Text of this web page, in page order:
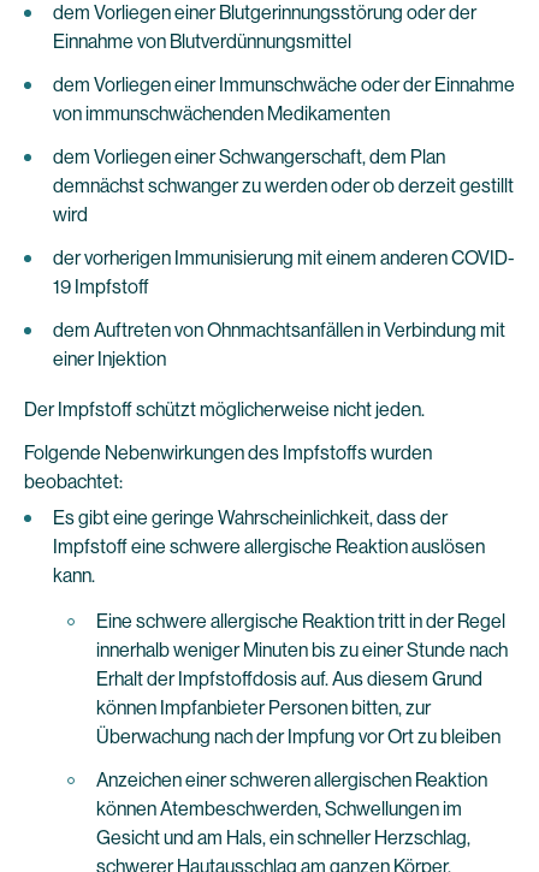
dem Vorliegen einer Blutgerinnungsstörung oder der
Einnahme von Blutverdünnungsmittel
dem Vorliegen einer Immunschwäche oder der Einnahme
von immunschwächenden Medikamenten
dem Vorliegen einer Schwangerschaft, dem Plan
demnächst schwanger zu werden oder ob derzeit gestillt
wird
der vorherigen Immunisierung mit einem anderen COVID-
19 Impfstoff
dem Auftreten von Ohnmachtsanfällen in Verbindung mit
einer Injektion
Der Impfstoff schützt möglicherweise nicht jeden.
Folgende Nebenwirkungen des Impfstoffs wurden
beobachtet:
Es gibt eine geringe Wahrscheinlichkeit, dass der
Impfstoff eine schwere allergische Reaktion auslösen
kann.
Eine schwere allergische Reaktion tritt in der Regel
innerhalb weniger Minuten bis zu einer Stunde nach
Erhalt der Impfstoffdosis auf. Aus diesem Grund
können Impfanbieter Personen bitten, zur
Überwachung nach der Impfung vor Ort zu bleiben
Anzeichen einer schweren allergischen Reaktion
können Atembeschwerden, Schwellungen im
Gesicht und am Hals, ein schneller Herzschlag,
schwerer Hautausschlag am ganzen Körper,